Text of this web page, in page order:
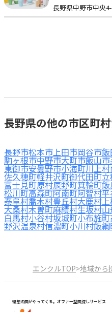
長野県中野市中央
長野県の他の市区町
長野市松本市上田市岡谷市
駒ヶ根市中野市大町市飯山市
東御市安曇野市小海町川上村
佐久穂町軽井沢町御代田町
富士見町原村辰野町箕輪町
松川町高森町阿南町阿智村
泰阜村喬木村豊丘村大鹿村
大桑村木曽町麻績村生坂村
白馬村小谷村坂城町小布施町
野沢温泉村信濃町小川村飯
エンクルTOP>地域から
理想の園がやってくる。オファー型園探しサービス